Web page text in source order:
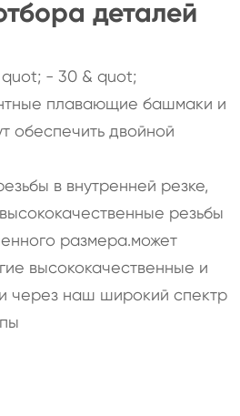
деталей
quot; - 30 & quot;
плавающие башмаки и
обеспечить двойной
в внутренней резке,
резьбы
размера.может
высококачественные и
через наш широкий спектр